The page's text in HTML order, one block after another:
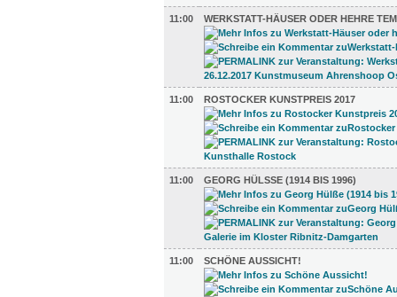
11:00 WERKSTATT-HÄUSER ODER HEHRE
11:00 ROSTOCKER KUNSTPREIS 2017
11:00 GEORG HÜLSSE (1914 BIS 1996)
11:00 SCHÖNE AUSSICHT!